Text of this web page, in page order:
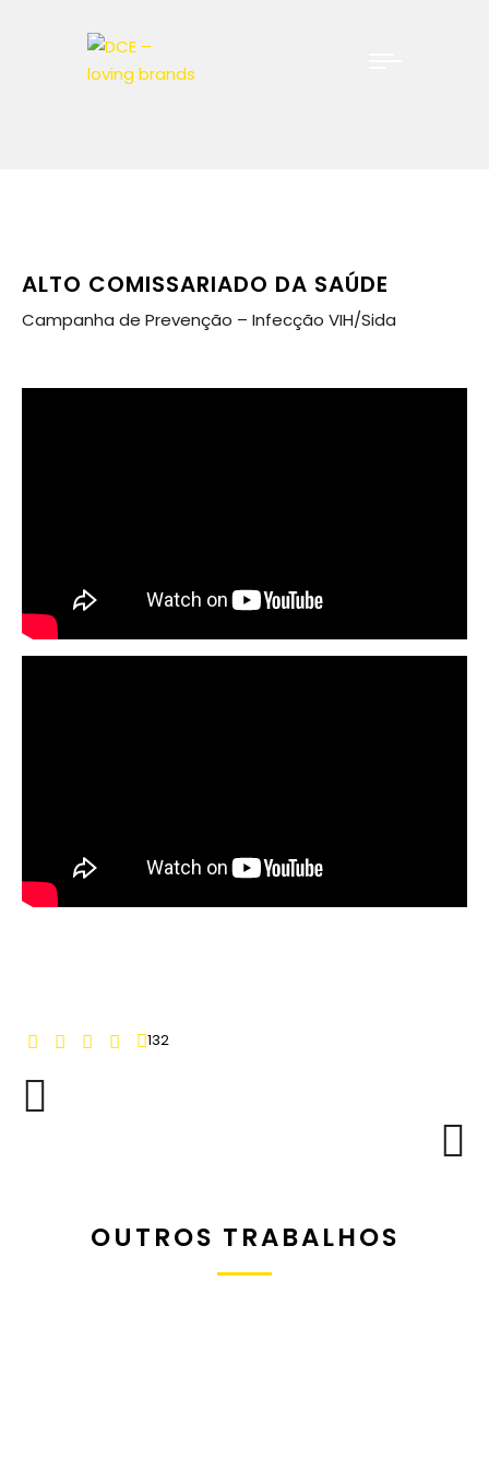
ALTO COMISSARIADO DA SAÚDE
Campanha de Prevenção – Infecção VIH/Sida
132
OUTROS TRABALHOS